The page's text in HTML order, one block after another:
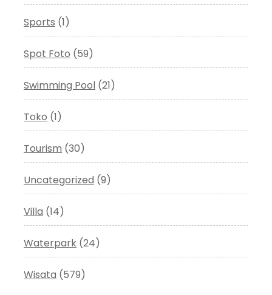
Sports (1)
Spot Foto (59)
Swimming Pool (21)
Toko (1)
Tourism (30)
Uncategorized (9)
Villa (14)
Waterpark (24)
Wisata (579)